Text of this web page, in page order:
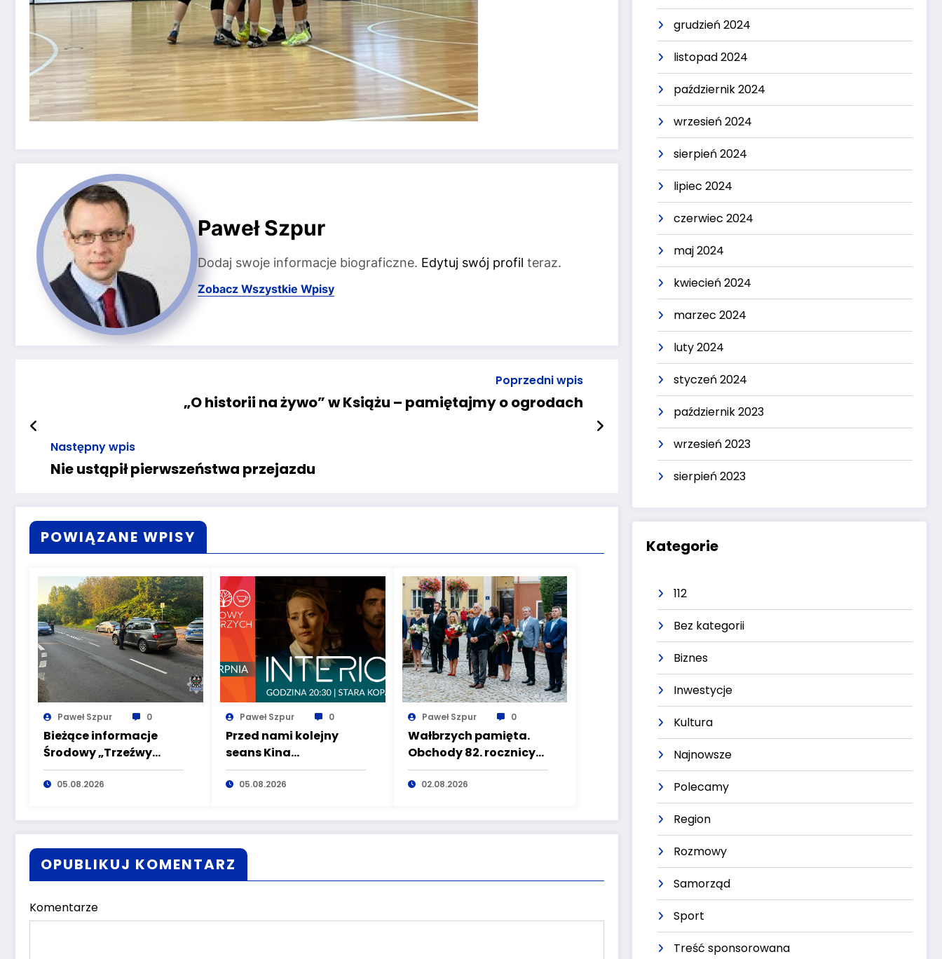
Paweł Szpur
Dodaj swoje informacje biograficzne. Edytuj swój profil teraz.
Zobacz Wszystkie Wpisy
Poprzedni wpis
„O historii na żywo” w Książu – pamiętajmy o ogrodach
Następny wpis
Nie ustąpił pierwszeństwa przejazdu
POWIĄZANE WPISY
Paweł Szpur 0
Bieżące informacje
Środowy „Trzeźwy
poranek” bez
nietrzeźwych
05.08.2026
Paweł Szpur 0
Przed nami kolejny
seans Kina
plenerowego w
ramach Filmowego
05.08.2026
Paweł Szpur 0
Wałbrzych pamięta.
Obchody 82. rocznicy
Powstania
Warszawskiego na
02.08.2026
OPUBLIKUJ KOMENTARZ
Komentarze
grudzień 2024
listopad 2024
październik 2024
wrzesień 2024
sierpień 2024
lipiec 2024
czerwiec 2024
maj 2024
kwiecień 2024
marzec 2024
luty 2024
styczeń 2024
październik 2023
wrzesień 2023
sierpień 2023
Kategorie
112
Bez kategorii
Biznes
Inwestycje
Kultura
Najnowsze
Polecamy
Region
Rozmowy
Samorząd
Sport
Treść sponsorowana